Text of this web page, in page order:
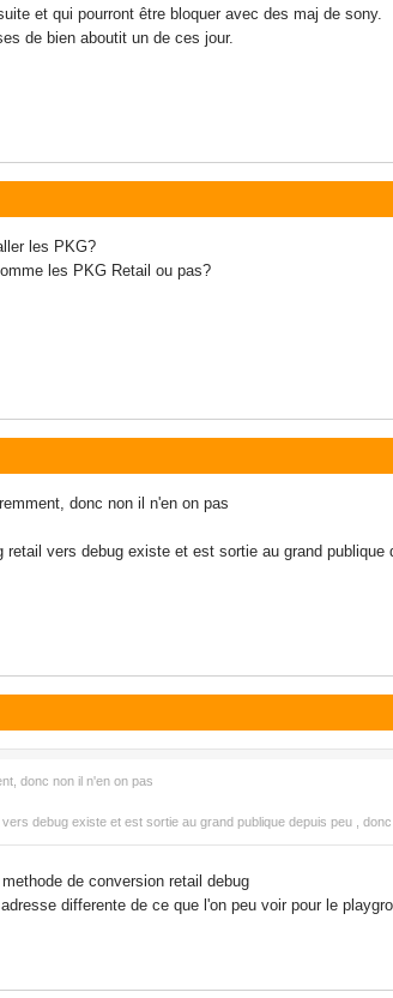
et qui pourront être bloquer avec des maj de sony.
de bien aboutit un de ces jour.
les PKG?
les PKG Retail ou pas?
donc non il n'en on pas
retail vers debug existe et est sortie au grand
donc non il n'en on pas
debug existe et est sortie au grand publique depuis peu ,
de conversion retail debug
differente de ce que l'on peu voir pour le